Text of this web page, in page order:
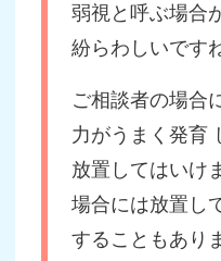
弱視と呼ぶ場合
紛らわしいです
ご相談者の場合
力がうまく発育
放置してはいけ
場合には放置し
することもあり